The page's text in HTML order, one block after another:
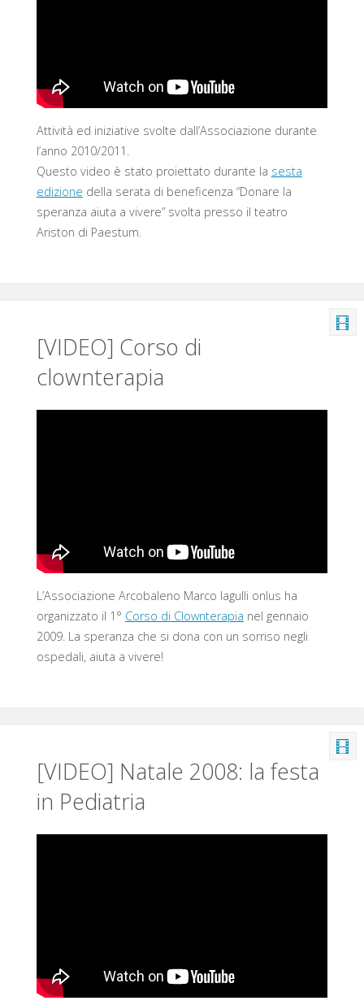
Attività ed iniziative svolte dall’Associazione durante
l’anno 2010/2011.
Questo video è stato proiettato durante la sesta
edizione della serata di beneficenza “Donare la
speranza aiuta a vivere” svolta presso il teatro
Ariston di Paestum.
[VIDEO] Corso di
clownterapia
L’Associazione Arcobaleno Marco Iagulli onlus ha
organizzato il 1° Corso di Clownterapia nel gennaio
2009. La speranza che si dona con un sorriso negli
ospedali, aiuta a vivere!
[VIDEO] Natale 2008: la festa
in Pediatria